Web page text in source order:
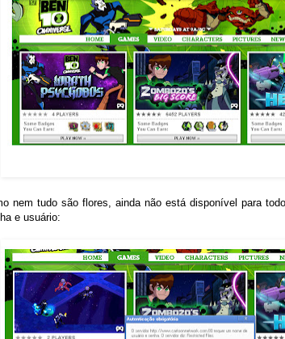
nem tudo são flores, ainda não está disponível para
e usuário: